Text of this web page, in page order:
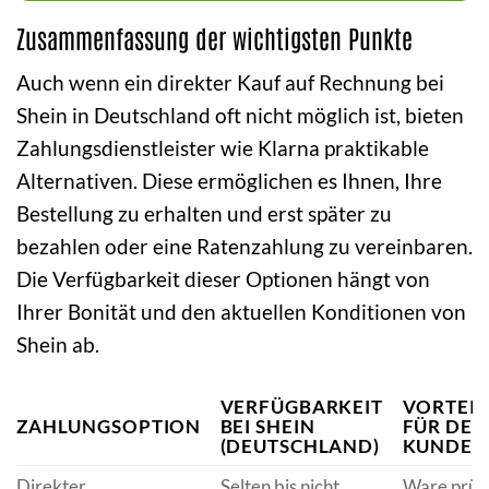
Zusammenfassung der wichtigsten Punkte
Auch wenn ein direkter Kauf auf Rechnung bei
Shein in Deutschland oft nicht möglich ist, bieten
Zahlungsdienstleister wie Klarna praktikable
Alternativen. Diese ermöglichen es Ihnen, Ihre
Bestellung zu erhalten und erst später zu
bezahlen oder eine Ratenzahlung zu vereinbaren.
Die Verfügbarkeit dieser Optionen hängt von
Ihrer Bonität und den aktuellen Konditionen von
Shein ab.
ZAHLUNGSOPTION
VERFÜGBARKEIT
BEI SHEIN
(DEUTSCHLAND)
FÜR DEN
KUNDEN